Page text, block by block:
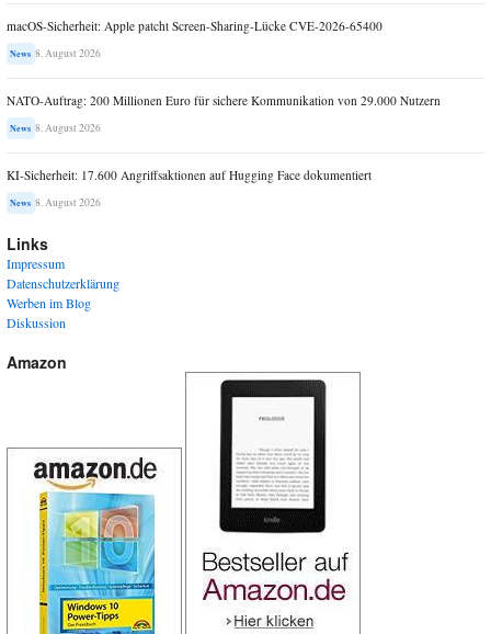
macOS-Sicherheit: Apple patcht Screen-Sharing-Lücke CVE-2026-65400
News 8. August 2026
NATO-Auftrag: 200 Millionen Euro für sichere Kommunikation von 29.000 Nutzern
News 8. August 2026
KI-Sicherheit: 17.600 Angriffsaktionen auf Hugging Face dokumentiert
News 8. August 2026
Links
Impressum
Datenschutzerklärung
Werben im Blog
Diskussion
Amazon